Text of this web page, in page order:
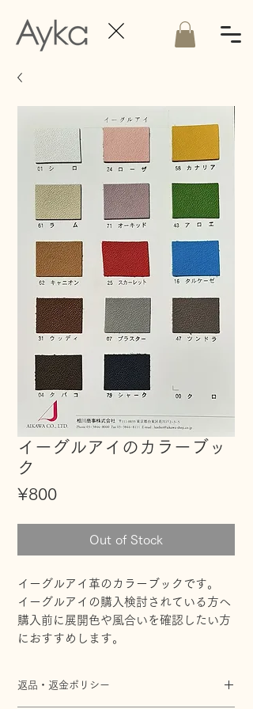
イーグルアイのカラーブッ
ク
¥800Price
Out of Stock
イーグルアイ革のカラーブックです。
イーグルアイの購入検討されている方へ
購入前に展開色や風合いを確認したい方
におすすめします。
返品・返金ポリシー